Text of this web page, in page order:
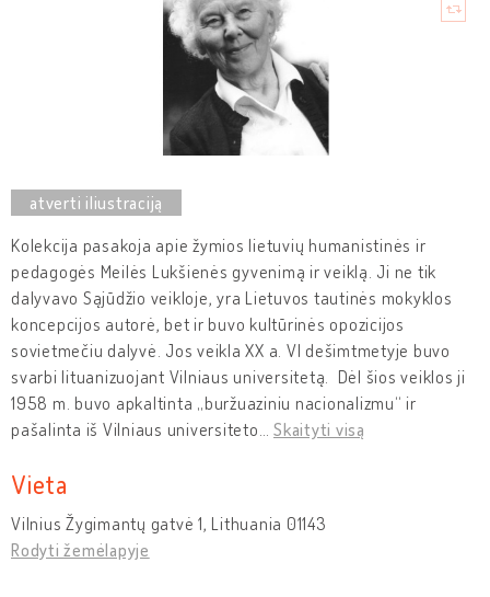
Kolekcija pasakoja apie žymios lietuvių humanistinės ir
pedagogės Meilės Lukšienės gyvenimą ir veiklą. Ji ne tik
dalyvavo Sąjūdžio veikloje, yra Lietuvos tautinės mokyklos
koncepcijos autorė, bet ir buvo kultūrinės opozicijos
sovietmečiu dalyvė. Jos veikla XX a. VI dešimtmetyje buvo
svarbi lituanizuojant Vilniaus universitetą. Dėl šios veiklos ji
1958 m. buvo apkaltinta „buržuaziniu nacionalizmu“ ir
pašalinta iš Vilniaus universiteto
Skaityti visą
Vieta
Vilnius Žygimantų gatvė 1, Lithuania 01143
Rodyti žemėlapyje